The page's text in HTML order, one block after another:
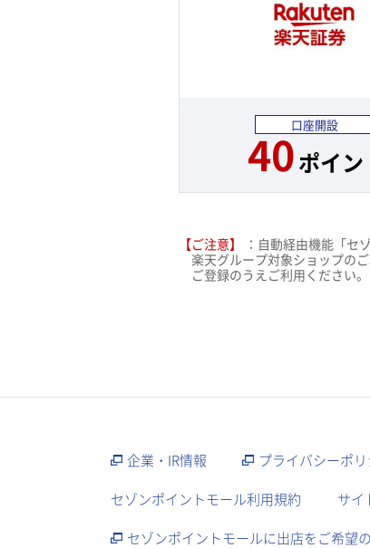
口座開設
40ポイン
【ご注意】
：自動経由機能「セ
楽天グループ対象ショップの
ご登録のうえご利用ください。
企業・IR情報 プライバシーポ
セゾンポイントモール利用規約
サイ
セゾンポイントモールに出店をご希望